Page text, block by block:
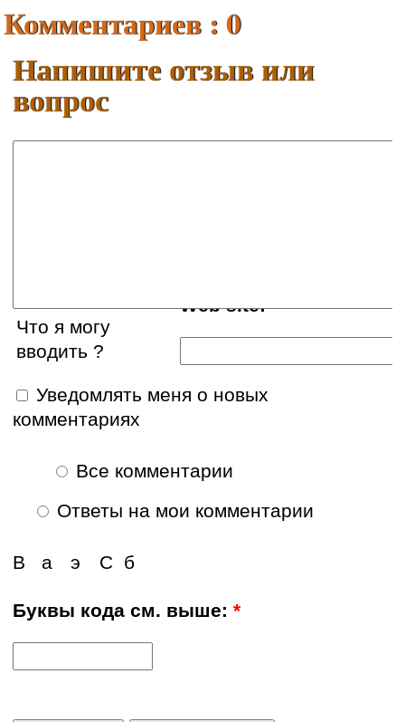
Комментариев : 0
Напишите отзыв или
вопрос
Web site:
Что я могу
вводить ?
Уведомлять меня о новых
комментариях
Все комментарии
Ответы на мои комментарии
С б
э
а
В
Буквы кода см. выше:*